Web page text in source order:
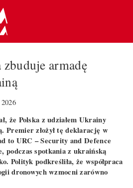
armadę
że Polska z udziałem Ukrainy
Premier złożył tę deklarację w
to URC – Security and Defence
podczas spotkania z ukraińską
Polityk podkreśliła, że współpraca
dronowych wzmocni zarówno